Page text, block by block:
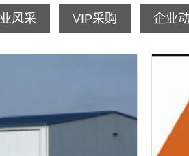
风采 VIP采购 企业